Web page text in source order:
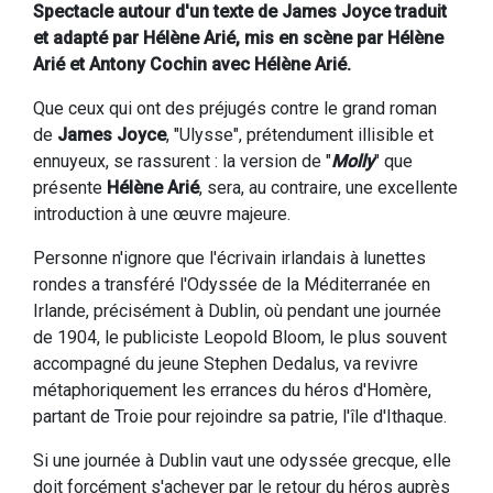
Spectacle autour d'un texte de James Joyce traduit
et adapté par Hélène Arié, mis en scène par Hélène
Arié et Antony Cochin avec Hélène Arié.
Que ceux qui ont des préjugés contre le grand roman
de James Joyce, "Ulysse", prétendument illisible et
ennuyeux, se rassurent : la version de "Molly" que
présente Hélène Arié, sera, au contraire, une excellente
introduction à une œuvre majeure.
Personne n'ignore que l'écrivain irlandais à lunettes
rondes a transféré l'Odyssée de la Méditerranée en
Irlande, précisément à Dublin, où pendant une journée
de 1904, le publiciste Leopold Bloom, le plus souvent
accompagné du jeune Stephen Dedalus, va revivre
métaphoriquement les errances du héros d'Homère,
partant de Troie pour rejoindre sa patrie, l'île d'Ithaque.
Si une journée à Dublin vaut une odyssée grecque, elle
doit forcément s'achever par le retour du héros auprès